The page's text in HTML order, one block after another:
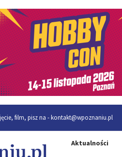
film, pisz na -kontakt@wpoznaniu.pl
Aktualności